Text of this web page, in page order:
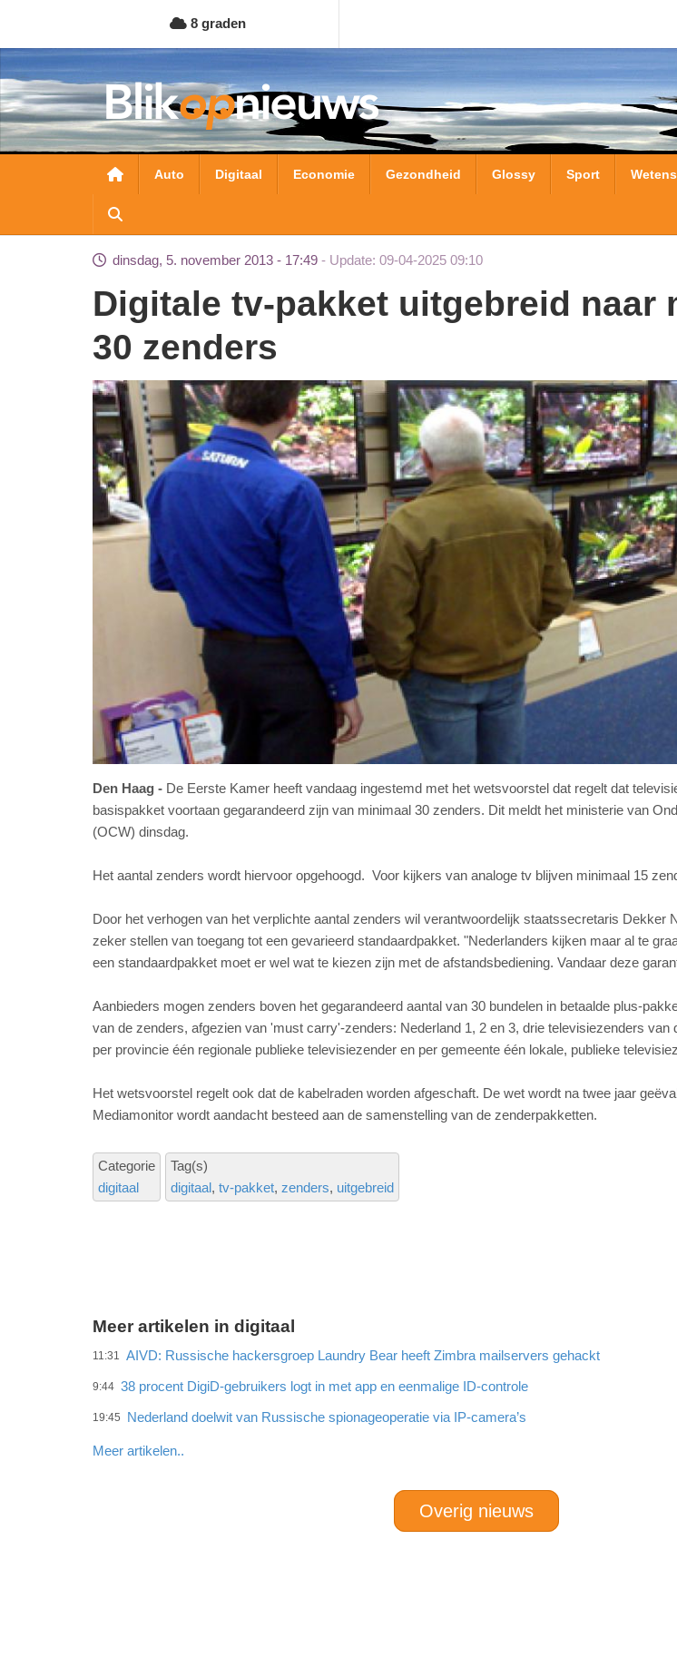
naar
de
inhoud
gaan
8 graden
Hoofdnavigatie
Auto Digitaal Economie Gezondheid Glossy Sport
dinsdag, 5. november 2013 - 17:49 Update: 09-04-2025 09:10
Digitale tv-pakket uitgebreid naar minimaal
30 zenders
Den Haag
De Eerste Kamer heeft vandaag ingestemd met het wetsvoorstel dat regelt dat
basispakket voortaan gegarandeerd zijn van minimaal 30 zenders. Dit meldt het ministerie van
(OCW) dinsdag.
Het aantal zenders wordt hiervoor opgehoogd. Voor kijkers van analoge tv blijven minimaal 15
Door het verhogen van het verplichte aantal zenders wil verantwoordelijk staatssecretaris Dekker
zeker stellen van toegang tot een gevarieerd standaardpakket. "Nederlanders kijken maar al te
een standaardpakket moet er wel wat te kiezen zijn met de afstandsbediening. Vandaar deze
Aanbieders mogen zenders boven het gegarandeerd aantal van 30 bundelen in betaalde plus-
van de zenders, afgezien van 'must carry'-zenders: Nederland 1, 2 en 3, drie televisiezenders van
per provincie één regionale publieke televisiezender en per gemeente één lokale, publieke
Het wetsvoorstel regelt ook dat de kabelraden worden afgeschaft. De wet wordt na twee jaar
Mediamonitor wordt aandacht besteed aan de samenstelling van de zenderpakketten.
Categorie
digitaal
Tag(s)
digitaal tv-pakket zenders uitgebreid
Meer artikelen in digitaal
11:31 AIVD: Russische hackersgroep Laundry Bear heeft Zimbra mailservers gehackt
9:44 38 procent DigiD-gebruikers logt in met app en eenmalige ID-controle
19:45 Nederland doelwit van Russische spionageoperatie via IP-camera’s
Meer artikelen..
Overig nieuws